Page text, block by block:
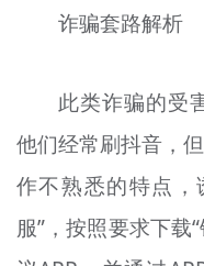
诈骗套路解析
此类诈骗的受
他们经常刷抖音，
作不熟悉的特点，
服”，按照要求下载